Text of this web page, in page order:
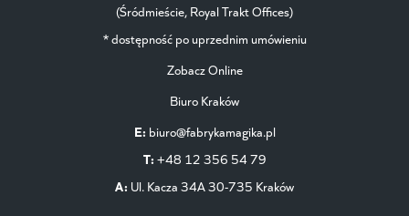
(Śródmieście, Royal Trakt Offices)
* dostępność po uprzednim umówieniu
Zobacz Online
Biuro Kraków
E: biuro@fabrykamagika.pl
T: +48 12 356 54 79
A: Ul. Kacza 34A 30-735 Kraków